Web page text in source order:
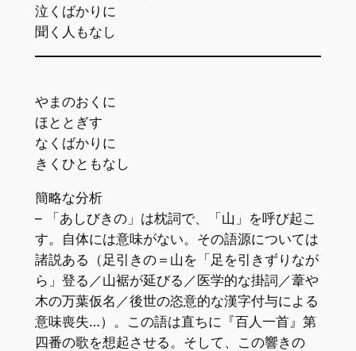
泣くばかりに
聞く人もなし
やまのおくに
ほととぎす
なくばかりに
きくひともなし
簡略な分析
– 「あしびきの」は枕詞で、「山」を呼び起こ
す。自体には意味がない。その語源については
諸説ある（足引きの＝山を「足を引きずりなが
ら」登る／山裾が延びる／医学的な掛詞／葦や
木の万葉仮名／後世の恣意的な漢字付与による
意味喪失…）。この語は直ちに『百人一首』第
四番の歌を想起させる。そして、この響きの